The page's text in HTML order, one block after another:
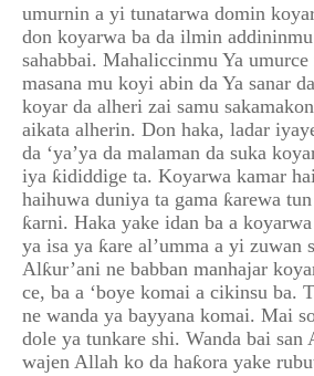
umurnin a yi tunatarwa domin
don koyarwa ba da ilmin
sahabbai. Mahaliccinmu Ya
masana mu koyi abin da Ya sanar
koyar da alheri zai samu
aikata alherin. Don haka, ladar
da ‘ya’ya da malaman da suka
iya ƙididdige ta. Koyarwa kamar
haihuwa duniya ta gama ƙarewa
ƙarni. Haka yake idan ba a
ya isa ya ƙare al’umma a yi zuwan
Alƙur’ani ne babban manhajar
ce, ba a ‘boye komai a cikinsu ba.
ne wanda ya bayyana komai. Mai
dole ya tunkare shi. Wanda bai san
wajen Allah ko da haƙora yake